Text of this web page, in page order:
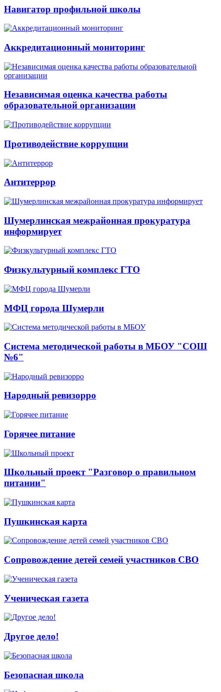
Навигатор профильной школы
Аккредитационный мониторинг
Независимая оценка качества работы
образовательной организации
Противодействие коррупции
Антитеррор
Шумерлинская межрайонная прокуратура
информирует
Физкультурный комплекс ГТО
МФЦ города Шумерли
Система методической работы в МБОУ "СОШ
№6"
Народный ревизорро
Горячее питание
Школьный проект "Разговор о правильном
питании"
Пушкинская карта
Сопровождение детей семей участников СВО
Ученическая газета
Другое дело!
Безопасная школа